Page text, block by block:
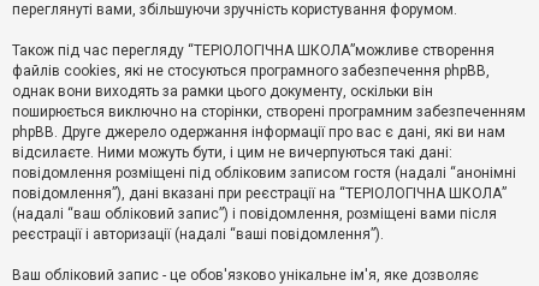
о
і
д
е
й
А
т
и
в
переглянуті вами, збільшуючи зручність користування форумом.
Також під час перегляду “ТЕРІОЛОГІЧНА ШКОЛА”можливе створення
файлів cookies, які не стосуються програмного забезпечення phpBB,
однак вони виходять за рамки цього документу, оскільки він
поширюється виключно на сторінки, створені програмним забезпеченням
phpBB. Друге джерело одержання інформації про вас є дані, які ви нам
відсилаєте. Ними можуть бути, і цим не вичерпуються такі дані:
повідомлення розміщені під обліковим записом гостя (надалі “анонімні
повідомлення”), дані вказані при реєстрації на “ТЕРІОЛОГІЧНА ШКОЛА”
(надалі “ваш обліковий запис”) і повідомлення, розміщені вами після
реєстрації і авторизації (надалі “ваші повідомлення”).
Ваш обліковий запис - це обов'язково унікальне ім'я, яке дозволяє